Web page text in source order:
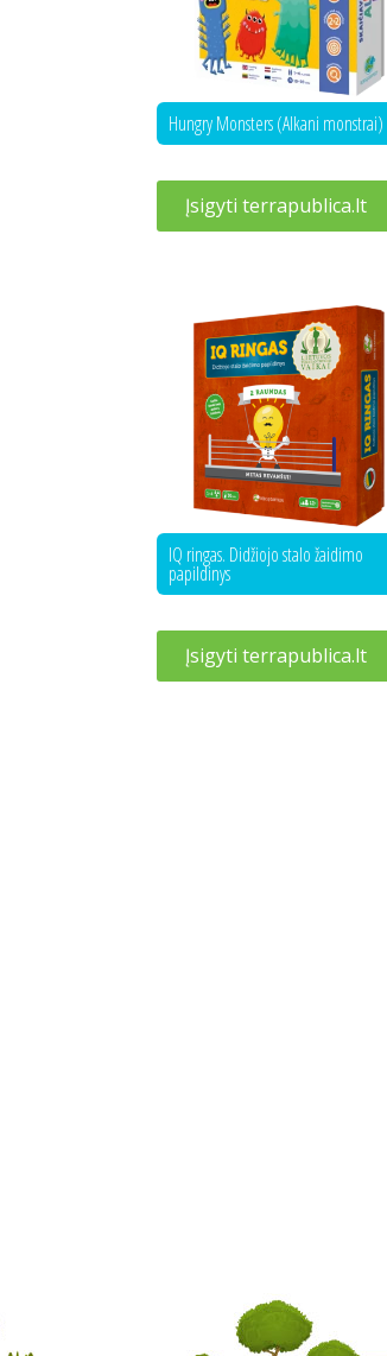
Hungry Monsters (Alkani monstrai)
Įsigyti terrapublica.lt
IQ ringas. Didžiojo stalo žaidimo
papildinys
Įsigyti terrapublica.lt